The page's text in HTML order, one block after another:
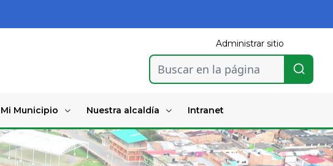
Administrar sitio
Buscar en la página
Mi Municipio Nuestra alcaldía Intranet